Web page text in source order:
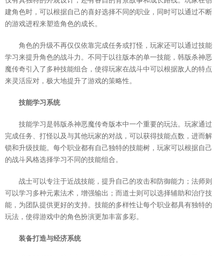
建角色时，可以根据自己的喜好选择不同的职业，同时可以通过不断
的游戏进程来塑造角色的成长。
角色的升级不再仅仅依靠完成任务或打怪，玩家还可以通过技能
学习来提升角色的战斗力。不同于以往版本的单一技能，韩版杀神恶
魔传奇引入了多种技能组合，使得玩家在战斗中可以根据敌人的特点
来灵活应对，极大地提升了游戏的策略性。
技能学习系统
技能学习是韩版杀神恶魔传奇版本中一个重要的玩法。玩家通过
完成任务、打怪以及与其他玩家的对战，可以获得技能点数，进而解
锁和升级技能。每个职业都有自己独特的技能树，玩家可以根据自己
的战斗风格选择学习不同的技能组合。
战士可以专注于近战技能，提升自己的攻击和防御能力；法师则
可以学习多种元素法术，增强输出；而道士则可以选择辅助和治疗技
能，为团队提供更好的支持。技能的多样性让每个职业都具有独特的
玩法，使得游戏中的角色扮演更加丰富多彩。
装备打造与经济系统